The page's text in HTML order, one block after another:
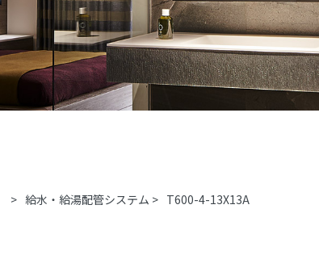
> 給水・給湯配管システム > T600-4-13X13A